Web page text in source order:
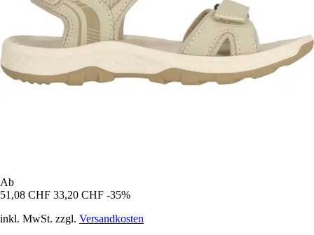
Ab
51,08 CHF 33,20 CHF -35%
inkl. MwSt. zzgl. Versandkosten